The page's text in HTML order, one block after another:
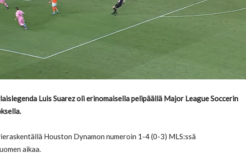
Luis Suarez oli erinomaisella pelipäällä Major League Soccerin
Houston Dynamon numeroin 1-4 (0-3) MLS:ssä
aikaa.